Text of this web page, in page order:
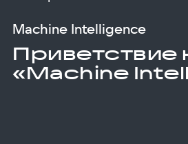
Machine Intelligence
Приветствие
«Machine